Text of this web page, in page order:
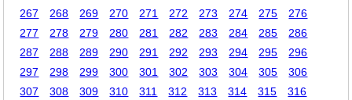
267 268 269 270 271 272 273 274 275
276
277
278 279 280 281 282 283 284 285
286
287
288 289 290 291 292 293 294 295
296
297
298 299 300 301 302 303 304 305
306
307
308 309 310 311 312 313 314 315
316